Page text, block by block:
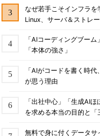
なぜ若手こそインフラ
Linux、サーバ＆ストレ
「AIコーディングブー
「本体の強さ」
「AIがコードを書く時
が思う理由
「出社中心」「生成AI
を求める本当の目的と「
無料で身に付くデータ